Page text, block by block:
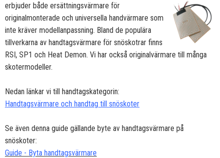
erbjuder både ersättningsvärmare för
originalmonterade och universella handvärmare som
inte kräver modellanpassning. Bland de populära
tillverkarna av handtagsvärmare för snöskotrar finns
RSI, SP1 och Heat Demon. Vi har också originalvärmare till många
skotermodeller.
Nedan länkar vi till handtagskategorin:
Handtagsvärmare och handtag till snöskoter
Se även denna guide gällande byte av handtagsvärmare på
snöskoter:
Guide - Byta handtagsvärmare